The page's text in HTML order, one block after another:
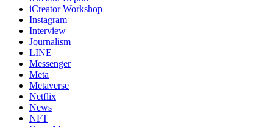
iCreator Workshop
Instagram
Interview
Journalism
LINE
Messenger
Meta
Metaverse
Netflix
News
NFT